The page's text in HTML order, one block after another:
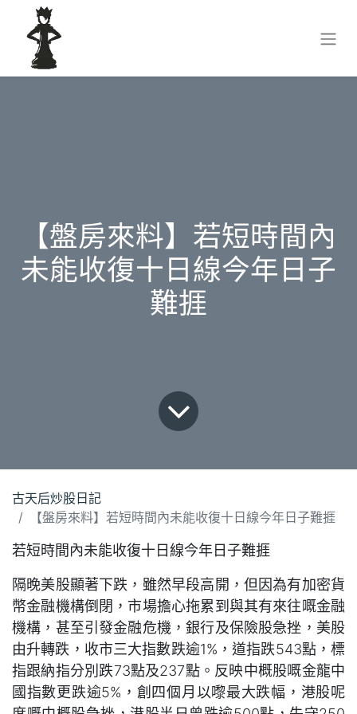
【盤房來料】若短時間內
未能收復十日線今年日子
難捱
古天后炒股日記
【盤房來料】若短時間內未能收復十日線今年日子難捱
若短時間內未能收復十日線今年日子難捱
隔晚美股顯著下跌，雖然早段高開，但因為有加密貨
幣金融機構倒閉，市場擔心拖累到與其有來往嘅金融
機構，甚至引發金融危機，銀行及保險股急挫，美股
由升轉跌，收市三大指數跌逾1%，道指跌543點，標
指跟納指分別跌73點及237點。反映中概股嘅金龍中
國指數更跌逾5%，創四個月以嚟最大跌幅，港股呢